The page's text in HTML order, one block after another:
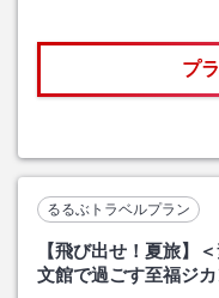
プ
るるぶトラベルプラン
【飛び出せ！夏旅】
文館で過ごす至福ジ